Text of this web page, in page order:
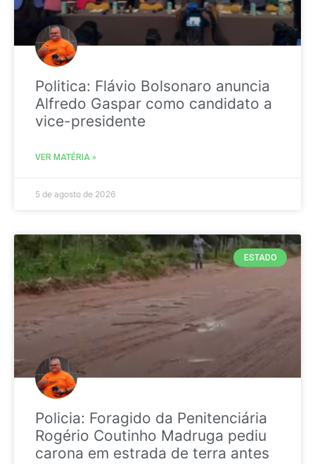
Politica: Flávio Bolsonaro anuncia
Alfredo Gaspar como candidato a
vice-presidente
VER MATÉRIA »
5 de agosto de 2026
ESTADO
Policia: Foragido da Penitenciária
Rogério Coutinho Madruga pediu
carona em estrada de terra antes